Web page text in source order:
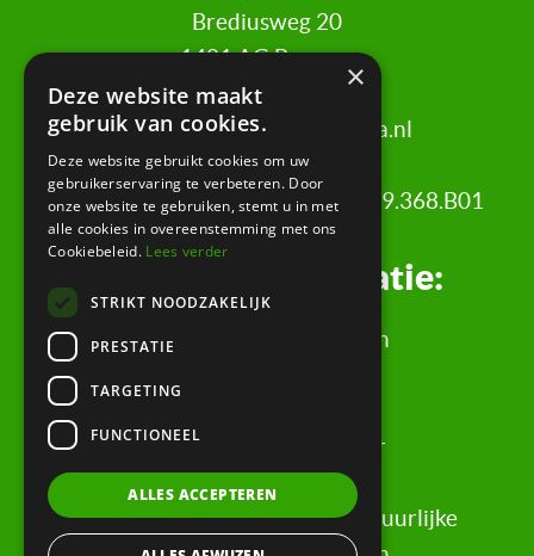
Brediusweg 20
1401 AG Bussum
020 521 6699 | info@certa.nl
KvK: 34342484 | BTW nr: 8208.79.368.B01
Juridische informatie:
Algemene Voorwaarden
Rechtsgebiedenregister
Evaluatieformulier
Rechten & informatie voor natuurlijke
×
Deze website maakt
gebruik van cookies.
Deze website gebruikt cookies om uw
gebruikerservaring te verbeteren. Door
onze website te gebruiken, stemt u in met
alle cookies in overeenstemming met ons
Cookiebeleid. Lees verder
STRIKT NOODZAKELIJK
PRESTATIE
TARGETING
FUNCTIONEEL
ALLES ACCEPTEREN